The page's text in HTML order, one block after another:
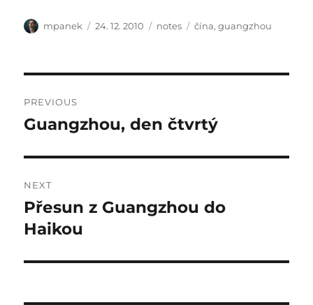
Author
mpanek
Posted
24. 12. 2010 Categories
notes Tags
čína,guangzhou
navigation
PREVIOUS
Previous
Guangzhou, den čtvrtý
NEXT
Next
post:
Přesun z Guangzhou do
Haikou